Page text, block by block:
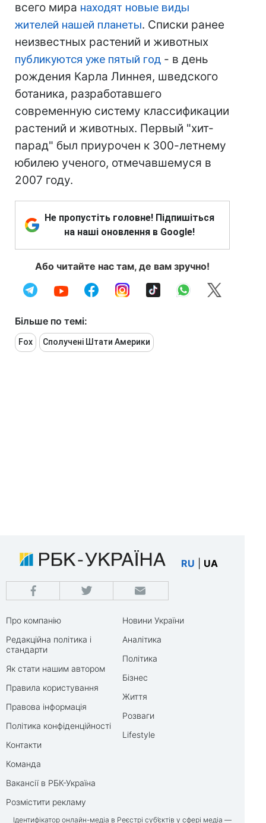
всего мира находят новые виды
жителей нашей планеты. Списки ранее
неизвестных растений и животных
публикуются уже пятый год - в день
рождения Карла Линнея, шведского
ботаника, разработавшего
современную систему классификации
растений и животных. Первый "хит-
парад" был приурочен к 300-летнему
юбилею ученого, отмечавшемуся в
2007 году.
Не пропустіть головне! Підпишіться
на наші оновлення в Google!
Або читайте нас там, де вам зручно!
Більше по темі:
Fox Сполучені Штати Америки
RU UA
Про компанію
Редакційна політика і
стандарти
Як стати нашим автором
Правила користування
Правова інформація
Політика конфіденційності
Контакти
Команда
Вакансії в РБК-Україна
Розмістити рекламу
Новини України
Аналітика
Політика
Бізнес
Життя
Розваги
Lifestyle
Ідентифікатор онлайн-медіа в Реєстрі суб’єктів у сфері медіа —